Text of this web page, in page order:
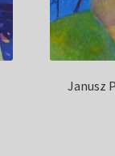
Janusz